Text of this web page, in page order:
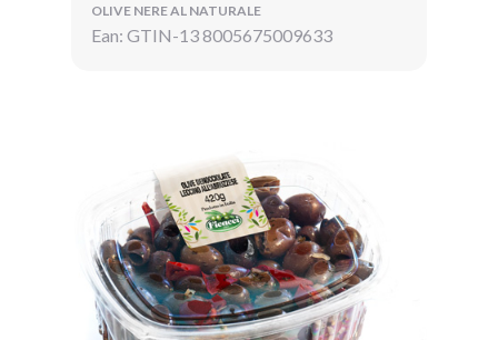
OLIVE NERE AL NATURALE
Ean: GTIN-13 8005675009633